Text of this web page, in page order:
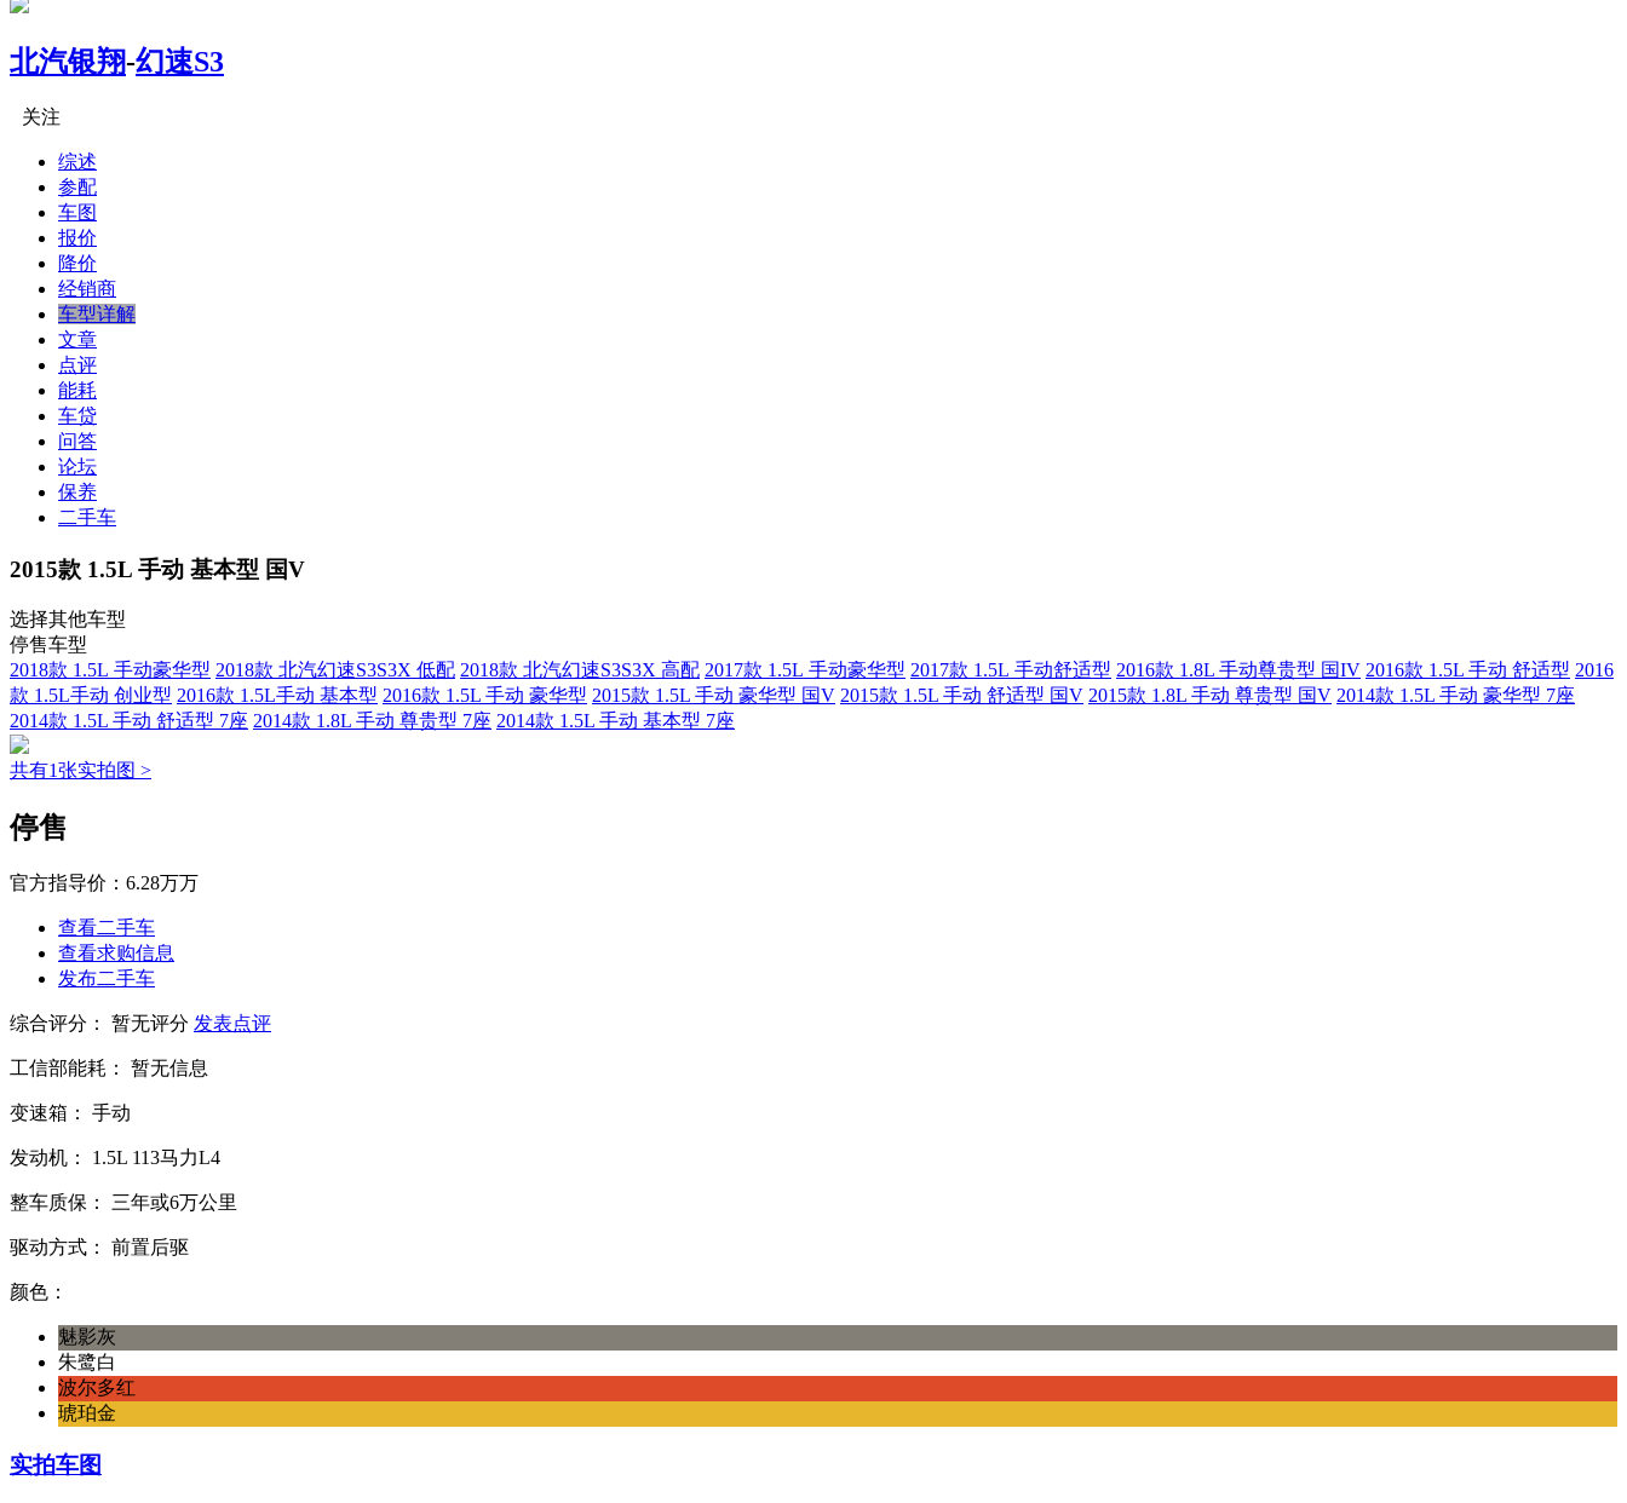
北汽银翔-幻速S3
关注
综述
参配
车图
报价
降价
经销商
车型详解
文章
点评
能耗
车贷
问答
论坛
保养
二手车
2015款 1.5L 手动 基本型 国V
选择其他车型
停售车型
2018款 1.5L 手动豪华型 2018款 北汽幻速S3S3X 低配 2018款 北汽幻速S3S3X 高配 2017款 1.5L 手动豪华型 2017款 1.5L 手动舒适型 2016款 1.8L 手动尊贵型 国IV 2016款 1.5L 手动 舒适型 2016
款 1.5L手动 创业型 2016款 1.5L手动 基本型 2016款 1.5L 手动 豪华型 2015款 1.5L 手动 豪华型 国V 2015款 1.5L 手动 舒适型 国V 2015款 1.8L 手动 尊贵型 国V 2014款 1.5L 手动 豪华型 7座
2014款 1.5L 手动 舒适型 7座 2014款 1.8L 手动 尊贵型 7座 2014款 1.5L 手动 基本型 7座
共有1张实拍图 >
停售
官方指导价： 6.28万万
查看二手车
查看求购信息
发布二手车
综合评分： 暂无评分 发表点评
工信部能耗： 暂无信息
变速箱： 手动
发动机： 1.5L 113马力L4
整车质保： 三年或6万公里
驱动方式： 前置后驱
颜色：
魅影灰
朱鹭白
波尔多红
琥珀金
实拍车图